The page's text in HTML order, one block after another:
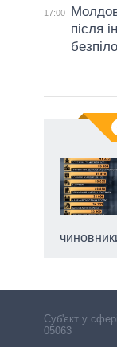
17:00
після
Cуб'єкт у
05063